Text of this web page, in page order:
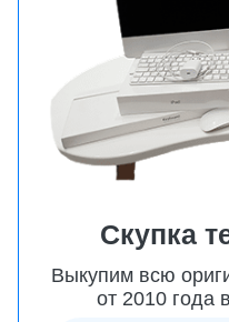
Скупка
Выкупим всю
от 2010 года